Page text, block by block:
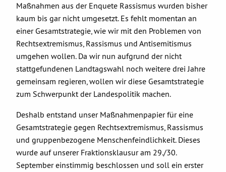
Maßnahmen aus der Enquete Rassismus wurden bisher
kaum bis gar nicht umgesetzt. Es fehlt momentan an
einer Gesamtstrategie, wie wir mit den Problemen von
Rechtsextremismus, Rassismus und Antisemitismus
umgehen wollen. Da wir nun aufgrund der nicht
stattgefundenen Landtagswahl noch weitere drei Jahre
gemeinsam regieren, wollen wir diese Gesamtstrategie
zum Schwerpunkt der Landespolitik machen.
Deshalb entstand unser Maßnahmenpapier für eine
Gesamtstrategie gegen Rechtsextremismus, Rassismus
und gruppenbezogene Menschenfeindlichkeit. Dieses
wurde auf unserer Fraktionsklausur am 29./30.
September einstimmig beschlossen und soll ein erster